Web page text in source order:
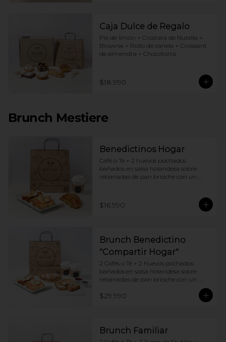
Caja Dulce de Regalo
Pie de limón + Crostata de Nutella +
Brownie + Rollo de canela + Croissant
de almendra + Chocotorta
$18.990
Brunch Mestiere
Benedictinos Hogar
Café o Té + 2 huevos pochados
bañados en salsa holandesa sobre
rebanadas de pan brioche con un
$16.990
Brunch Benedictino
"Compartir Hogar"
2 Cafés o Té + 2 huevos pochados
bañados en salsa holandesa sobre
rebanadas de pan brioche con un
ingrediente de tu elección + Tostadas
francesas + Croissant de tu elección
$29.990
Brunch Familiar